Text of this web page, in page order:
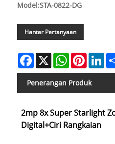
Model:STA-0822-DG
Hantar Pertanyaan
Facebook
X WhatsApp
Penerangan Produk
2mp 8x Super Starlight
Digital+Ciri Rangkaian